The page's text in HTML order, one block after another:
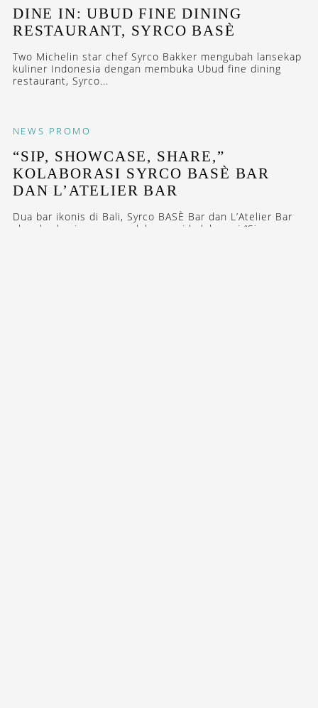
DINE IN: UBUD FINE DINING
RESTAURANT, SYRCO BASÈ
Two Michelin star chef Syrco Bakker mengubah lansekap
kuliner Indonesia dengan membuka Ubud fine dining
restaurant, Syrco...
NEWS PROMO
“SIP, SHOWCASE, SHARE,”
KOLABORASI SYRCO BASÈ BAR
DAN L’ATELIER BAR
Dua bar ikonis di Bali, Syrco BASÈ Bar dan L’Atelier Bar
akan berbagi panggung dalam seri kolaborasi “Sip,